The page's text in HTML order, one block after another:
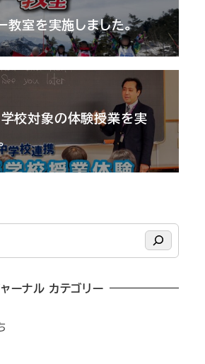
教室を実施しました。
校対象の体験授業を実
ーナル カテゴリー